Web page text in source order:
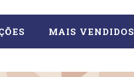
MAIS VENDIDOS